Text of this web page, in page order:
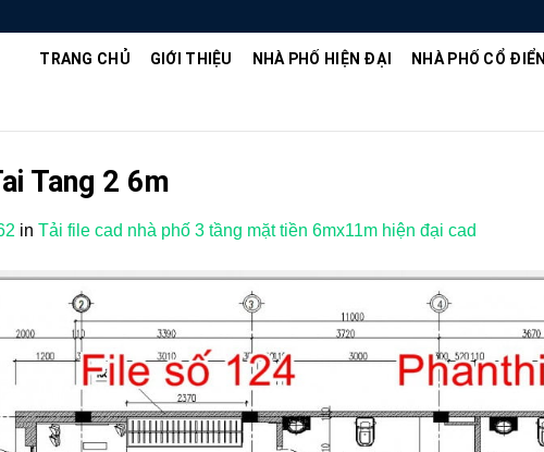
TRANG CHỦ GIỚI THIỆU NHÀ PHỐ HIỆN ĐẠI NHÀ PHỐ CỔ ĐIỂN
Tang 2 6m
in Tải file cad nhà phố 3 tầng mặt tiền 6mx11m hiện đại cad